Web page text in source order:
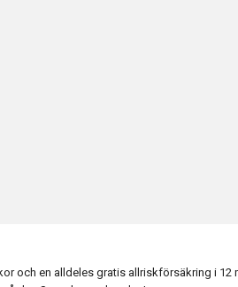
och en alldeles gratis allriskförsäkring i